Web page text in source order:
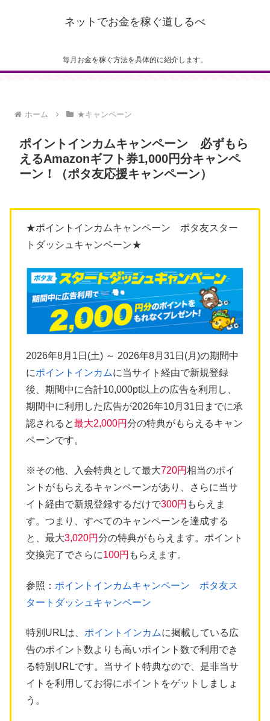
ネットでお金を稼ぐ道しるべ
毎月お金を稼ぐ方法を具体的に紹介します。
ホーム ★キャンペーン
ポイントインカムキャンペーン 必ずもら
えるAmazonギフト券1,000円分キャンペ
ーン！（ポタ友応援キャンペーン）
★ポイントインカムキャンペーン ポタ友スター
トダッシュキャンペーン★
2026年8月1日(土) ～ 2026年8月31日(月)の期間中
にポイントインカムに当サイト経由で新規登録
後、期間中に合計10,000pt以上の広告を利用し、
期間中に利用した広告が2026年10月31日までに承
認されると最大2,000円分の特典がもらえるキャン
ペーンです。
※その他、入会特典として最大720円相当のポイ
ントがもらえるキャンペーンがあり、さらに当サ
イト経由で新規登録するだけで300円 もらえま
す。つまり、すべてのキャンペーンを達成する
と、最大3,020円分の特典がもらえます。ポイント
交換完了でさらに100円 もらえます。
参照： ポイントインカムキャンペーン ポタ友ス
タートダッシュキャンペーン
特別URLは、 ポイントインカムに掲載している広
告のポイント数よりも高いポイント数で利用でき
る特別URLです。当サイト特典なので、是非当サ
イトを利用してお得にポイントをゲットしましょ
う。